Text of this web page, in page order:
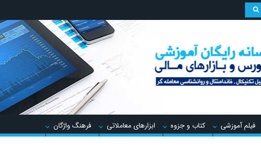
فیلم آموزشی کتاب و جزوه ابزارهای معاملاتی فرهنگ واژگان